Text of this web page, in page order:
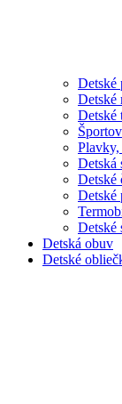
Detské
Detské
Detské
Plavky,
Detská
Detské
Detské
Detské
Detská obuv
Detské